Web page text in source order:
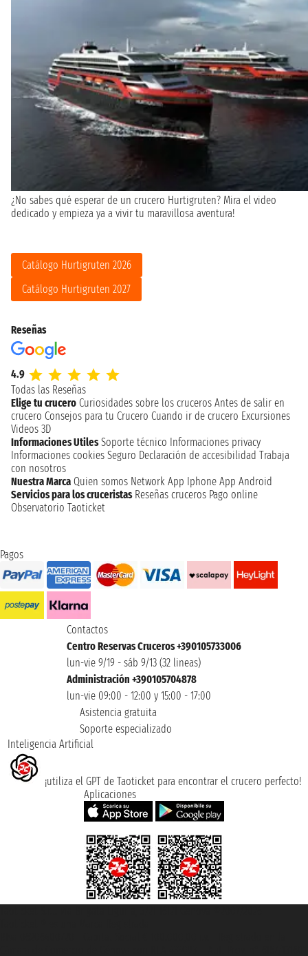
¿No sabes qué esperar de un crucero Hurtigruten? Mira el video
dedicado y empieza ya a vivir tu maravillosa aventura!
Catálogo Hurtigruten 2026
Catálogo Hurtigruten 2027
Reseñas
4.9
Todas las Reseñas
Elige tu crucero Curiosidades sobre los cruceros Antes de salir en
crucero Consejos para tu Crucero Cuando ir de crucero Excursiones
Videos 3D
Informaciones Utiles Soporte técnico Informaciones privacy
Informaciones cookies Seguro Declaración de accesibilidad Trabaja
con nosotros
Nuestra Marca Quien somos Network App Iphone App Android
Servicios para los cruceristas Reseñas cruceros Pago online
Observatorio Taoticket
Pagos
Contactos
Centro Reservas Cruceros +390105733006
lun-vie 9/19 - sáb 9/13 (32 lineas)
Administración +390105704878
lun-vie 09:00 - 12:00 y 15:00 - 17:00
Asistencia gratuita
Soporte especializado
Inteligencia Artificial
¡utiliza el GPT de Taoticket para encontrar el crucero perfecto!
Aplicaciones